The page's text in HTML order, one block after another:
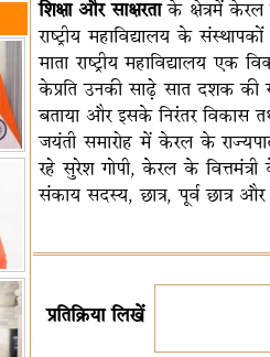
शिक्षा और साक्षरताके क्षेत्रमें केरल
राष्ट्रीय महाविद्यालय के
माता राष्ट्रीय महाविद्यालय एक
केप्रति उनकी साढ़े सात दशक की
बताया और इसके निरंतर विकास
जयंती समारोह में केरल के
रहे सुरेश गोपी, केरल के
संकाय सदस्य, छात्र, पूर्व छात्र
प्रतिक्रिया लिखें